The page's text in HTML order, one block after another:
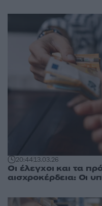
20:4413.03.26
Οι έλεγχοι και τα
αισχροκέρδεια: Οι